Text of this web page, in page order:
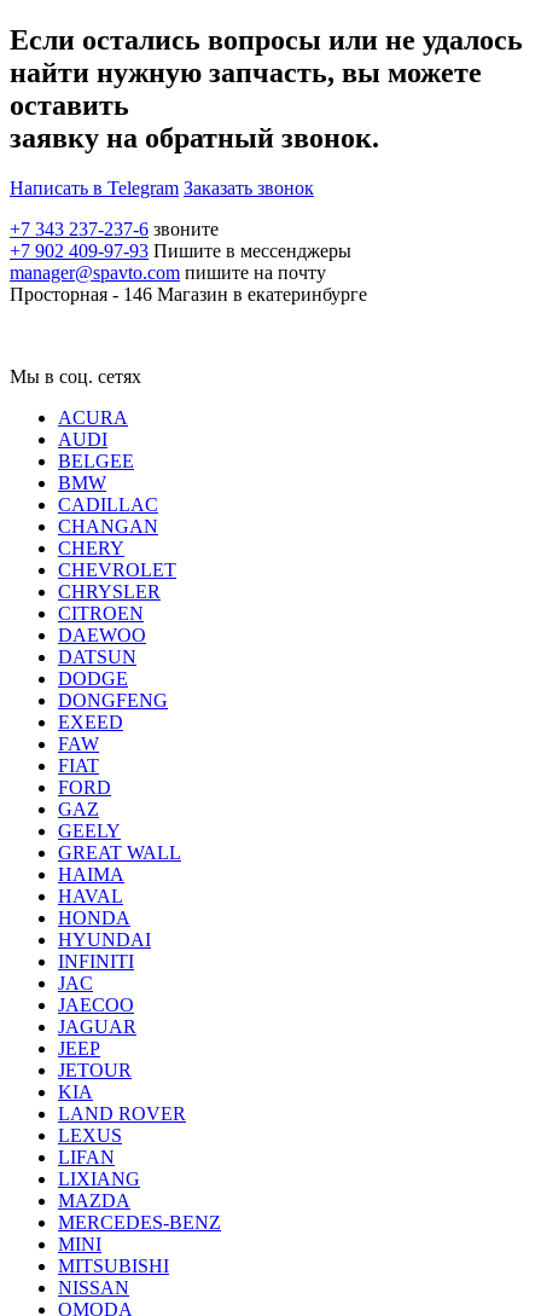
Если остались вопросы или не удалось
найти нужную запчасть, вы можете
оставить
заявку на обратный звонок.
Написать в Telegram Заказать звонок
+7 343 237-237-6 звоните
+7 902 409-97-93 Пишите в мессенджеры
manager@spavto.com пишите на почту
Просторная - 146 Магазин в екатеринбурге
Мы в соц. сетях
ACURA
AUDI
BELGEE
BMW
CADILLAC
CHANGAN
CHERY
CHEVROLET
CHRYSLER
CITROEN
DAEWOO
DATSUN
DODGE
DONGFENG
EXEED
FAW
FIAT
FORD
GAZ
GEELY
GREAT WALL
HAIMA
HAVAL
HONDA
HYUNDAI
INFINITI
JAC
JAECOO
JAGUAR
JEEP
JETOUR
KIA
LAND ROVER
LEXUS
LIFAN
LIXIANG
MAZDA
MERCEDES-BENZ
MINI
MITSUBISHI
NISSAN
OMODA